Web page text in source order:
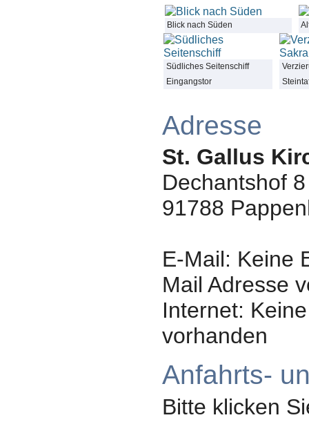
Blick nach Süden
Südliches Seitenschiff
Eingangstor
Adresse
St. Gallus
Dechantshof 8
91788
E-Mail: Keine
Mail Adresse
Internet:
vorhanden
Anfahrts-
Bitte klicken